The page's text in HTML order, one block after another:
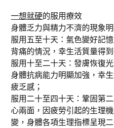
一想就硬的服用療效
身體乏力與精力不濟的現象
服用五至十天：氣色變好記
背痛的情況，幸生活質量得
服用十至二十天：發膚恢復
身體抗病能力明顯加強，幸
疲乏感；
服用二十至四十天：鞏固第
心兩面，因疲勞引起的生理
變，身體各項生理指標呈現